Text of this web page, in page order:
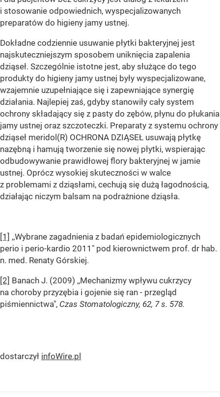
i stosowanie odpowiednich, wyspecjalizowanych
preparatów do higieny jamy ustnej.
Dokładne codziennie usuwanie płytki bakteryjnej jest
najskuteczniejszym sposobem uniknięcia zapalenia
dziąseł. Szczególnie istotne jest, aby służące do tego
produkty do higieny jamy ustnej były wyspecjalizowane,
wzajemnie uzupełniające się i zapewniające synergię
działania. Najlepiej zaś, gdyby stanowiły cały system
ochrony składający się z pasty do zębów, płynu do płukania
jamy ustnej oraz szczoteczki. Preparaty z systemu ochrony
dziąseł meridol(R) OCHRONA DZIĄSEŁ usuwają płytkę
nazębną i hamują tworzenie się nowej płytki, wspierając
odbudowywanie prawidłowej flory bakteryjnej w jamie
ustnej. Oprócz wysokiej skuteczności w walce
z problemami z dziąsłami, cechują się dużą łagodnością,
działając niczym balsam na podrażnione dziąsła.
[1] ,,Wybrane zagadnienia z badań epidemiologicznych
perio i perio-kardio 2011" pod kierownictwem prof. dr hab.
n. med. Renaty Górskiej.
[2] Banach J. (2009) ,,Mechanizmy wpływu cukrzycy
na choroby przyzębia i gojenie się ran - przegląd
piśmiennictwa", Czas Stomatologiczny, 62, 7 s. 578.
dostarczył infoWire.pl